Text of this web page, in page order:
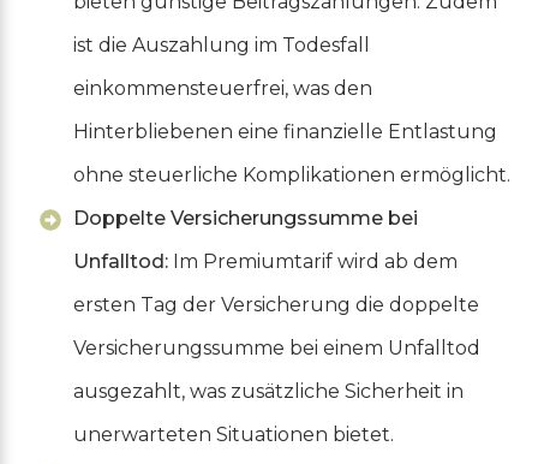
ist die Auszahlung im Todesfall
einkommensteuerfrei, was den
Hinterbliebenen eine finanzielle Entlastung
ohne steuerliche Komplikationen ermöglicht.
Doppelte Versicherungssumme bei
Unfalltod: Im Premiumtarif wird ab dem
ersten Tag der Versicherung die doppelte
Versicherungssumme bei einem Unfalltod
ausgezahlt, was zusätzliche Sicherheit in
unerwarteten Situationen bietet.